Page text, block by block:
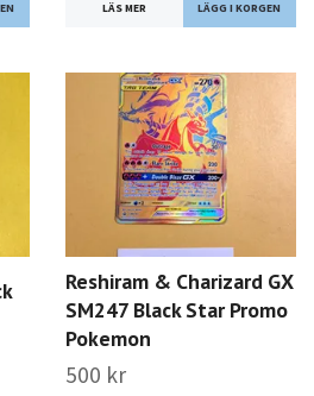
LÄS MER
Reshiram & Charizard GX
SM247 Black Star Promo
Pokemon
500 kr